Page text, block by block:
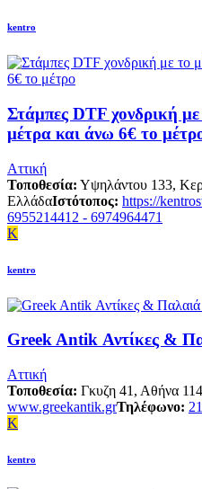
kentro
Στάμπες DTF χονδρική
μέτρα και άνω 6€ το
Αττική
Τοποθεσία: Υψηλάντου 133,
ΕλλάδαΙστότοπος: https://
6955214412 - 6974964471
K
kentro
Greek Antik Αντίκες &
Αττική
Τοποθεσία: Γκυζη 41, Αθήνα
www.greekantik.grΤηλέφωνο:
K
kentro